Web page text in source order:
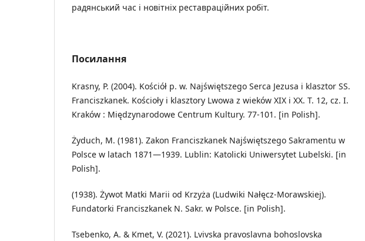
радянський час і новітніх реставраційних робіт.
Посилання
Krasny, P. (2004). Kościół p. w. Najświętszego Serca Jezusa i klasztor SS.
Franciszkanek. Kościoły i klasztory Lwowa z wieków XIX i XX. T. 12, cz. I.
Kraków : Międzynarodowe Centrum Kultury. 77-101. [in Polish].
Żyduch, M. (1981). Zakon Franciszkanek Najświętszego Sakramentu w
Polsce w latach 1871—1939. Lublin: Katolicki Uniwersytet Lubelski. [in
Polish].
(1938). Żywot Matki Marii od Krzyża (Ludwiki Nałęcz-Morawskiej).
Fundatorki Franciszkanek N. Sakr. w Polsce. [in Polish].
Tsebenko, A. & Kmet, V. (2021). Lvivska pravoslavna bohoslovska